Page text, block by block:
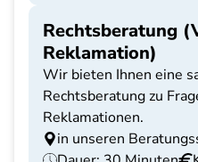
Rechtsberatung
Reklamation)
Wir bieten Ihnen eine
Rechtsberatung zu
Reklamationen.
in unseren